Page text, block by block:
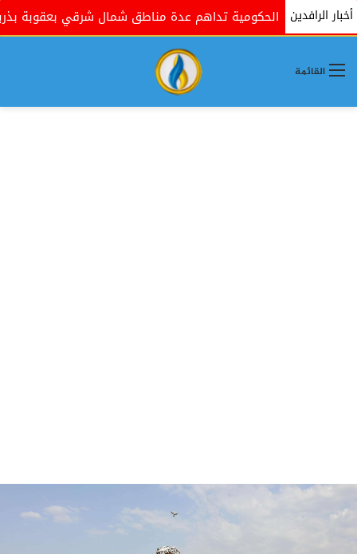
أخبار الرافدين
القوات الحكومية تداهم عدة مناطق شمال شرقي بعقوبة بذريعة
القائمة